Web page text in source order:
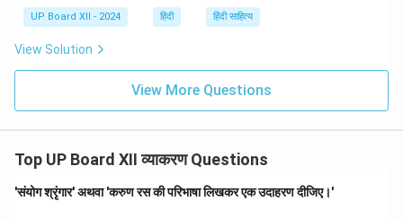
UP Board XII - 2024 हिंदी हिंदी साहित्य
View Solution
View More Questions
Top UP Board XII व्याकरण Questions
'संयोग श्रृंगार' अथवा 'करुण रस की परिभाषा लिखकर एक उदाहरण दीजिए।'